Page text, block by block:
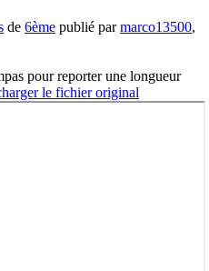
de 6ème publié parmarco13500,
pour reporter une longueur
le fichier original